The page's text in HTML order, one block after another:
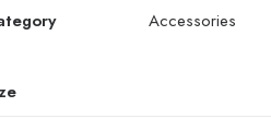
Accessories